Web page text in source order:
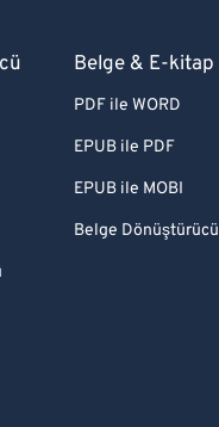
Belge & E-kitap
PDF ile WORD
EPUB ile PDF
EPUB ile MOBI
Belge Dönüştürücü